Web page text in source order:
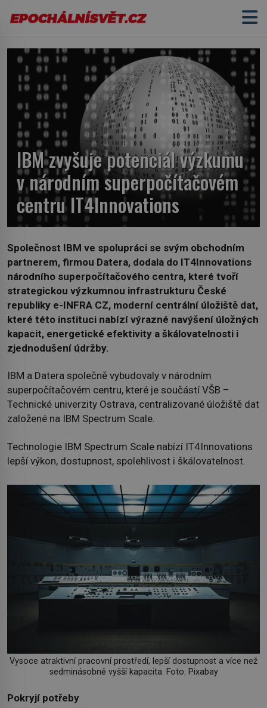
IBM zvyšuje potenciál výzkumu
v národním superpočítačovém
centru IT4Innovations
Společnost IBM ve spolupráci se svým obchodním
partnerem, firmou Datera, dodala do IT4Innovations
národního superpočítačového centra, které tvoří
strategickou výzkumnou infrastrukturu České
republiky e-INFRA CZ, moderní centrální úložiště dat,
které této instituci nabízí výrazné navýšení úložných
kapacit, energetické efektivity a škálovatelnosti i
zjednodušení údržby.
IBM a Datera společně vybudovaly v národním
superpočítačovém centru, které je součástí VŠB –
Technické univerzity Ostrava, centralizované úložiště dat
založené na IBM Spectrum Scale.
Technologie IBM Spectrum Scale nabízí IT4Innovations
lepší výkon, dostupnost, spolehlivost i škálovatelnost.
Vysoce atraktivní pracovní prostředí, lepší dostupnost a více než
sedminásobně vyšší kapacita. Foto: Pixabay
Pokryjí potřeby